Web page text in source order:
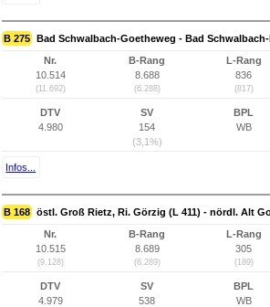
B 275 Bad Schwalbach-Goetheweg - Bad Schwalbach-
Nr.
10.514
(11.692)
B-Rang
8.688
(6.288)
L-Rang
836
(817)
DTV
4.980
SV
154
(3,1%)
BPL
WB
Infos...
B 168 östl. Groß Rietz, Ri. Görzig (L 411) - nördl. Alt
Nr.
10.515
(9.128)
B-Rang
8.689
(6.289)
L-Rang
305
(189)
DTV
4.979
SV
538
BPL
WB